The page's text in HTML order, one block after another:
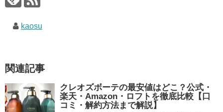
kaosu
関連記事
クレオズボーテの最安値はどこ？公式・
楽天・Amazon・ロフトを徹底比較【口
コミ・解約方法まで解説】